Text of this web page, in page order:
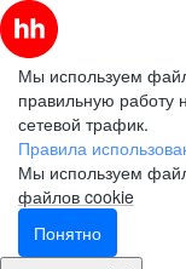
Мы используем
правильную работу
сетевой трафик.
Правила
Мы используем
файлов cookie
Понятно